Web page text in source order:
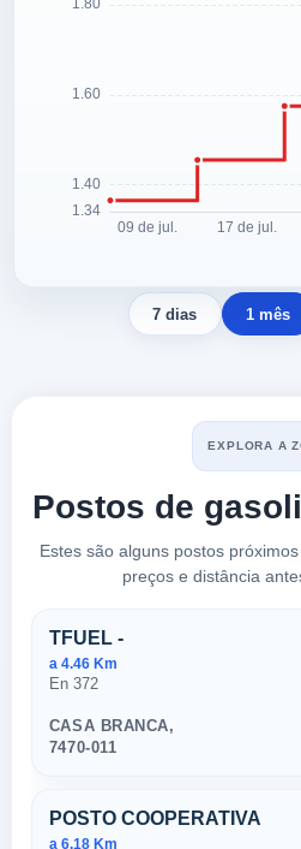
7 dias 1 mês
EXPLORA A
Postos de
Estes são alguns postos
preços e distância
Postos
TFUEL -
a 4.46 Km
En 372
CASA BRANCA,
7470-011
POSTO COOPERATIVA
a 6.18 Km